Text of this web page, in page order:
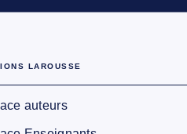
LAROUSSE
auteurs